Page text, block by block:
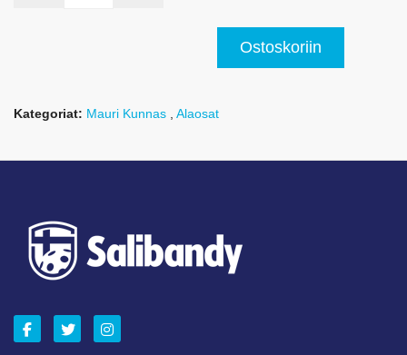
Ostoskoriin
Kategoriat: Mauri Kunnas Alaosat